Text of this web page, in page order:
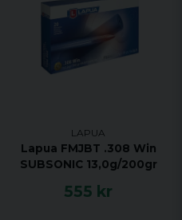
LAPUA
Lapua FMJBT .308 Win
SUBSONIC 13,0g/200gr
555 kr